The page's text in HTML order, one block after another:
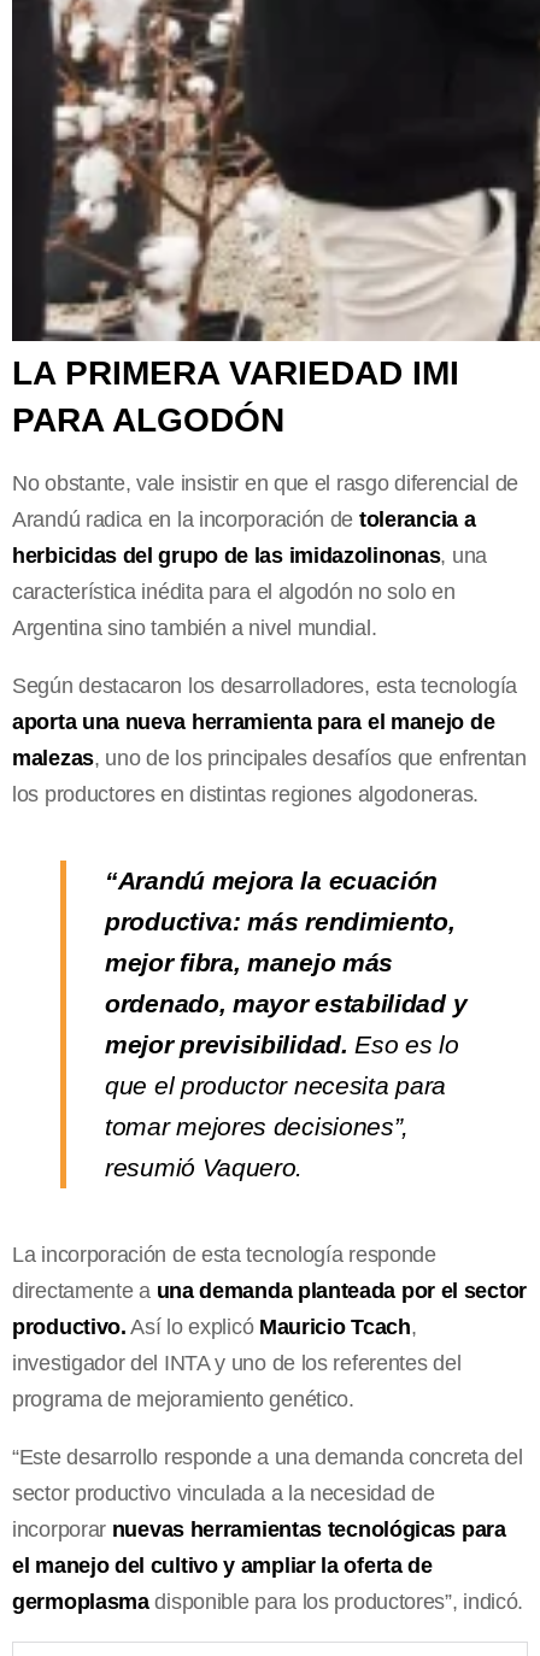
LA PRIMERA VARIEDAD IMI
PARA ALGODÓN
No obstante, vale insistir en que el rasgo diferencial de
Arandú radica en la incorporación de tolerancia a
herbicidas del grupo de las imidazolinonas, una
característica inédita para el algodón no solo en
Argentina sino también a nivel mundial.
Según destacaron los desarrolladores, esta tecnología
aporta una nueva herramienta para el manejo de
malezas, uno de los principales desafíos que enfrentan
los productores en distintas regiones algodoneras.
“Arandú mejora la ecuación
productiva: más rendimiento,
mejor fibra, manejo más
ordenado, mayor estabilidad y
mejor previsibilidad. Eso es lo
que el productor necesita para
tomar mejores decisiones”,
resumió Vaquero.
La incorporación de esta tecnología responde
directamente a una demanda planteada por el sector
productivo. Así lo explicó Mauricio Tcach,
investigador del INTA y uno de los referentes del
programa de mejoramiento genético.
“Este desarrollo responde a una demanda concreta del
sector productivo vinculada a la necesidad de
incorporar nuevas herramientas tecnológicas para
el manejo del cultivo y ampliar la oferta de
germoplasmadisponible para los productores”, indicó.